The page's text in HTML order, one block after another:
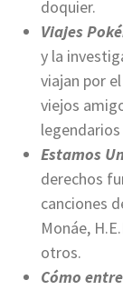
doquier.
Viajes
y la
viajan por
viejos
legendarios
Estamos
derechos
canciones
Monáe,
otros.
Cómo